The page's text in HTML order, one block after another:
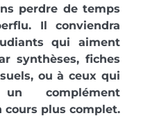
perdre de temps
Il conviendra
qui aiment
synthèses, fiches
ou à ceux qui
complément
cours plus complet.